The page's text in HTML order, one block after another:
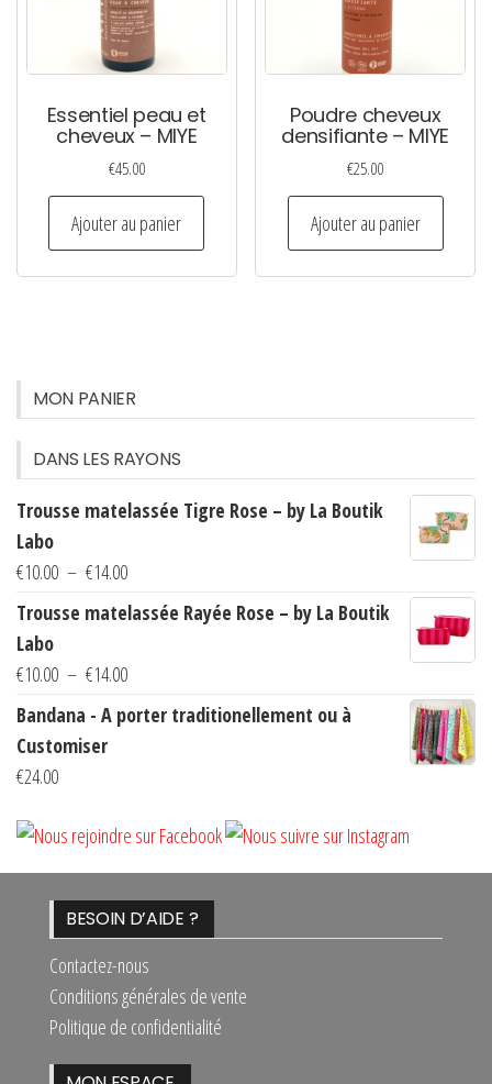
Essentiel peau et
cheveux – MIYE
€45.00
Ajouter au panier
Poudre cheveux
densifiante – MIYE
€25.00
Ajouter au panier
MON PANIER
DANS LES RAYONS
Trousse matelassée Tigre Rose – by La Boutik
Labo
€10.00 – €14.00Plage
de
€10.00
€14.00
Trousse matelassée Rayée Rose – by La Boutik
Labo
€10.00 – €14.00Plage
€14.00
Bandana - A porter traditionellement ou à
Customiser
€24.00
BESOIN D’AIDE ?
Contactez-nous
Conditions générales de vente
Politique de confidentialité